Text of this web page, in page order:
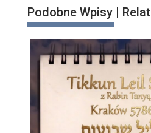
Podobne Wpisy |